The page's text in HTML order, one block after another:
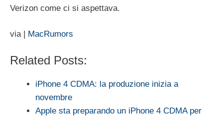
Verizon come ci si aspettava.
via | MacRumors
Related Posts:
iPhone 4 CDMA: la produzione inizia a
novembre
Apple sta preparando un iPhone 4 CDMA per